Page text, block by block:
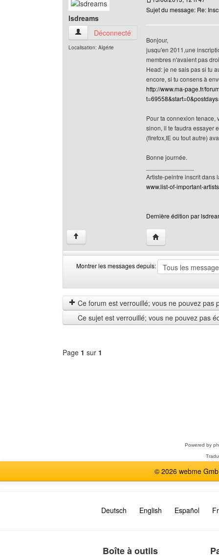
lsdreams
lsdreams Voir le profil de l'utilisateur
Déconnecté
Localisation: Algérie
Sujet du message: Re:
Bonjour,
jusqu'en 2011,une
membres n'avaient pas
Head: je ne sais pas si tu
encore, si tu consens à
http://www.ma-page.fr/
Pour ta connexion tenace,
sinon, il te faudra essayer
(firefox,IE ou tout autre)
Bonne journée.
Artiste-peintre inscrit dans
www.list-of-important-
Dernière édition par
↑ Visiter le site web
Montrer les messages depuis:
les
messages
depuis
by
Ce forum est verrouillé; vous ne pouvez pas
Ce sujet est verrouillé; vous ne pouvez pas
Page 1 sur 1
Powered by
© 2026 webme
Deutsch English Español
Boîte à outils